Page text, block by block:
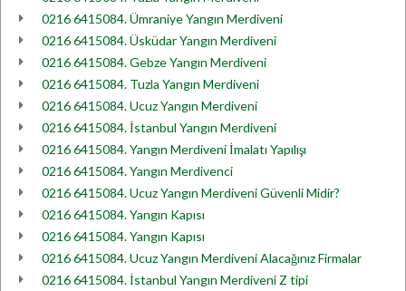
0216 6415084. Ümraniye Yangın Merdiveni
0216 6415084. Üsküdar Yangın Merdiveni
0216 6415084. Gebze Yangın Merdiveni
0216 6415084. Tuzla Yangın Merdiveni
0216 6415084. Ucuz Yangın Merdiveni
0216 6415084. İstanbul Yangın Merdiveni
0216 6415084. Yangın Merdiveni İmalatı Yapılışı
0216 6415084. Yangın Merdivenci
0216 6415084. Ucuz Yangın Merdiveni Güvenli Midir?
0216 6415084. Yangın Kapısı
0216 6415084. Yangın Kapısı
0216 6415084. Ucuz Yangın Merdiveni Alacağınız Firmalar
0216 6415084. İstanbul Yangın Merdiveni Z tipi